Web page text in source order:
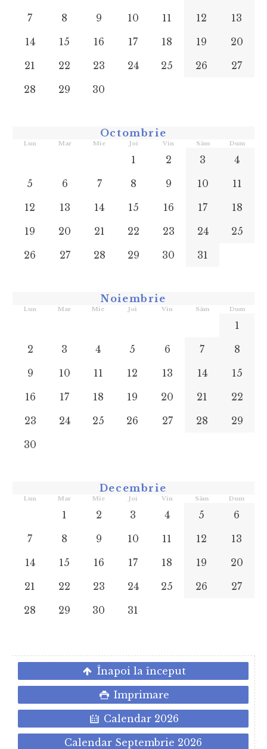
7 8 9 10 11 12
13
14
15 16 17 18 19
20
21
22 23 24 25 26
27
28
29 30
Octombrie
Lun Mar Mie Joi Vin Sâm Dum
1 2 3
4
5
6 7 8 9 10
11
12
13 14 15 16 17
18
19
20 21 22 23 24
25
26
27 28 29 30 31
Noiembrie
Lun Mar Mie Joi Vin Sâm Dum
1
2
3 4 5 6 7
8
9
10 11 12 13 14
15
16
17 18 19 20 21
22
23
24 25 26 27 28
29
30
Decembrie
Lun Mar Mie Joi Vin Sâm Dum
1 2 3 4 5
6
7
8 9 10 11 12
13
14
15 16 17 18 19
20
21
22 23 24 25 26
27
28
29 30 31
Înapoi la început
Imprimare
Calendar 2026
Calendar Septembrie 2026